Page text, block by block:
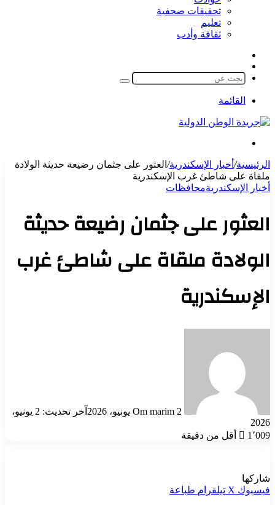
تحقيقات صحفية
تعليم
ثقافة وأدب
المظلم
بحث
القائمة
الرئيسية/ أخبار الإسكندرية/ العثور على جثمان رضيعة حديثة الولادة
ملقاة على شاطئ غرب الإسكندرية
أخبار الإسكندريةمحافظات
العثور على جثمان رضيعة حديثة
الولادة ملقاة على شاطئ غرب
الإسكندرية
Om marim 2 يونيو، 2026
آخر تحديث: 2 يونيو،
2026
1٬009
أقل من دقيقة
شاركها
فيسبوك ‫X تيلقرام طباعة